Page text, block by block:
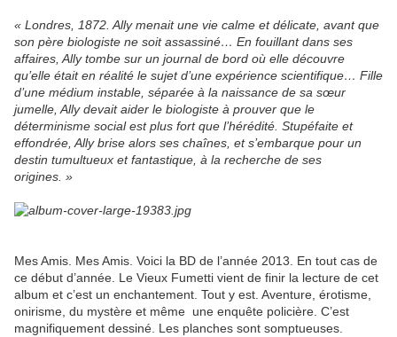
« Londres, 1872. Ally menait une vie calme et délicate, avant que
son père biologiste ne soit assassiné… En fouillant dans ses
affaires, Ally tombe sur un journal de bord où elle découvre
qu’elle était en réalité le sujet d’une expérience scientifique… Fille
d’une médium instable, séparée à la naissance de sa sœur
jumelle, Ally devait aider le biologiste à prouver que le
déterminisme social est plus fort que l’hérédité. Stupéfaite et
effondrée, Ally brise alors ses chaînes, et s’embarque pour un
destin tumultueux et fantastique, à la recherche de ses
origines. »
Mes Amis. Mes Amis. Voici la BD de l’année 2013. En tout cas de
ce début d’année. Le Vieux Fumetti vient de finir la lecture de cet
album et c’est un enchantement. Tout y est. Aventure, érotisme,
onirisme, du mystère et même une enquête policière. C’est
magnifiquement dessiné. Les planches sont somptueuses.